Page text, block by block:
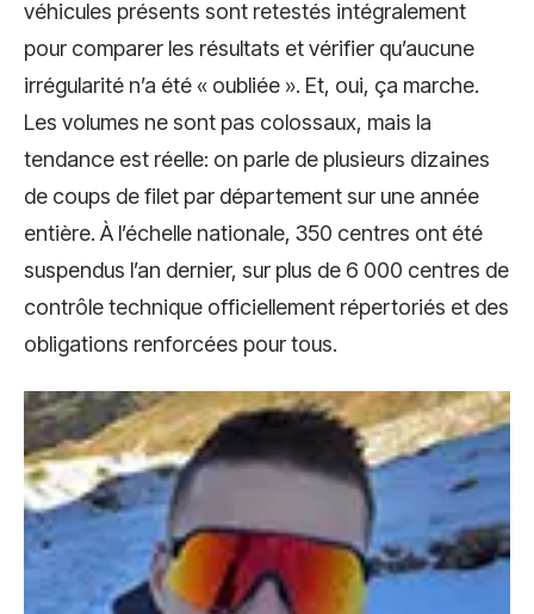
véhicules présents sont retestés intégralement
pour comparer les résultats et vérifier qu’aucune
irrégularité n’a été « oubliée ». Et, oui, ça marche.
Les volumes ne sont pas colossaux, mais la
tendance est réelle: on parle de plusieurs dizaines
de coups de filet par département sur une année
entière. À l’échelle nationale, 350 centres ont été
suspendus l’an dernier, sur plus de 6 000 centres de
contrôle technique officiellement répertoriés et des
obligations renforcées pour tous.